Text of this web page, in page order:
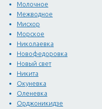
Молочное
Межводное
Мисхор
Морское
Николаевка
Новофедоровка
Новый свет
Никита
Окуневка
Оленевка
Орджоникидзе